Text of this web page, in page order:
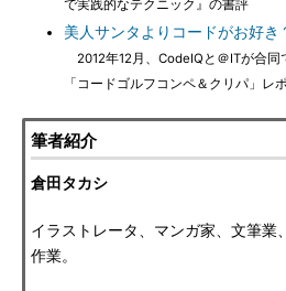
で実践的なテクニック』の書評
美人サンタよりコードがお好き
2012年12月、CodeIQと＠ITが合同
「コードゴルフコンペ＆クリパ」レ
筆者紹介
倉田タカシ
イラストレータ、マンガ家、文筆業
作業。